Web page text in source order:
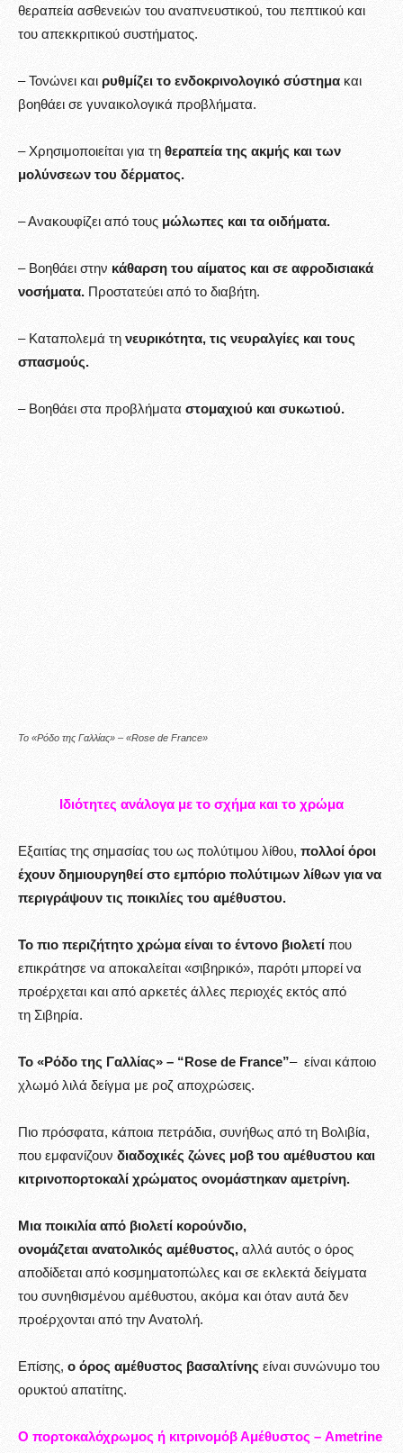
θεραπεία ασθενειών του αναπνευστικού, του πεπτικού και
του απεκκριτικού συστήματος.
– Τονώνει και ρυθμίζει το ενδοκρινολογικό σύστημα και
βοηθάει σε γυναικολογικά προβλήματα.
– Χρησιμοποιείται για τη θεραπεία της ακμής και των
μολύνσεων του δέρματος.
– Ανακουφίζει από τους μώλωπες και τα οιδήματα.
– Βοηθάει στην κάθαρση του αίματος και σε αφροδισιακά
νοσήματα. Προστατεύει από το διαβήτη.
– Καταπολεμά τη νευρικότητα, τις νευραλγίες και τους
σπασμούς.
– Βοηθάει στα προβλήματα στομαχιού και συκωτιού.
Το «Ρόδο της Γαλλίας» – «Rose de France»
Ιδιότητες ανάλογα με το σχήμα και το χρώμα
Εξαιτίας της σημασίας του ως πολύτιμου λίθου, πολλοί όροι
έχουν δημιουργηθεί στο εμπόριο πολύτιμων λίθων για να
περιγράψουν τις ποικιλίες του αμέθυστου.
Το πιο περιζήτητο χρώμα είναι το έντονο βιολετί που
επικράτησε να αποκαλείται «σιβηρικό», παρότι μπορεί να
προέρχεται και από αρκετές άλλες περιοχές εκτός από
τη Σιβηρία.
Το «Ρόδο της Γαλλίας» – “Rose de France”– είναι κάποιο
χλωμό λιλά δείγμα με ροζ αποχρώσεις.
Πιο πρόσφατα, κάποια πετράδια, συνήθως από τη Βολιβία,
που εμφανίζουν διαδοχικές ζώνες μοβ του αμέθυστου και
κιτρινοπορτοκαλί χρώματος ονομάστηκαν αμετρίνη.
Μια ποικιλία από βιολετί κορούνδιο,
ονομάζεται ανατολικός αμέθυστος, αλλά αυτός ο όρος
αποδίδεται από κοσμηματοπώλες και σε εκλεκτά δείγματα
του συνηθισμένου αμέθυστου, ακόμα και όταν αυτά δεν
προέρχονται από την Ανατολή.
Επίσης, ο όρος αμέθυστος βασαλτίνης είναι συνώνυμο του
ορυκτού απατίτης.
Ο πορτοκαλόχρωμος ή κιτρινομόβ Αμέθυστος – Ametrine